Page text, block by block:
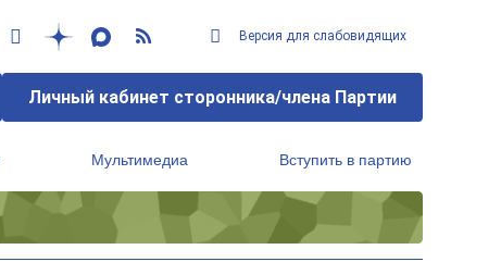
Версия для слабовидящих
Личный кабинет сторонника/члена Партии
Мультимедиа Вступить в партию